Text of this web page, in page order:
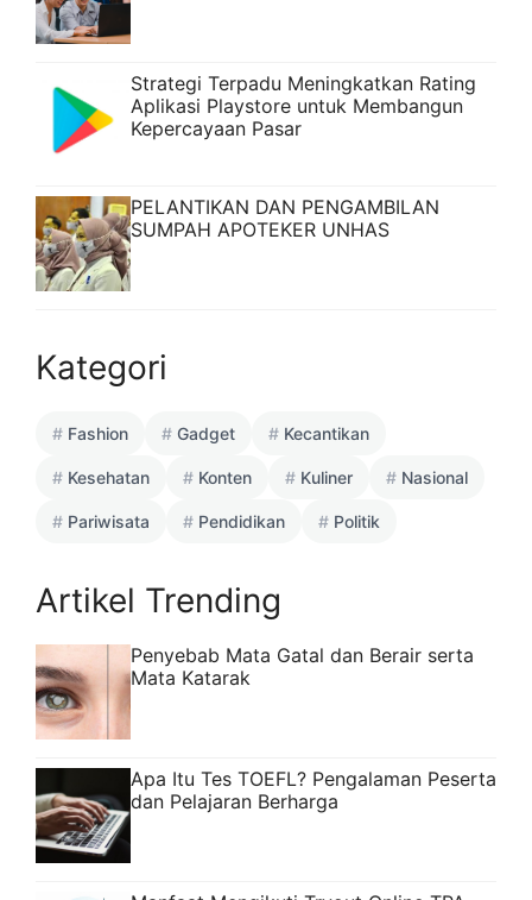
Strategi Terpadu Meningkatkan Rating
Aplikasi Playstore untuk Membangun
Kepercayaan Pasar
PELANTIKAN DAN PENGAMBILAN
SUMPAH APOTEKER UNHAS
Kategori
Fashion Gadget Kecantikan
Kesehatan Konten Kuliner Nasional
Pariwisata Pendidikan Politik
Artikel Trending
Penyebab Mata Gatal dan Berair serta
Mata Katarak
Apa Itu Tes TOEFL? Pengalaman Peserta
dan Pelajaran Berharga